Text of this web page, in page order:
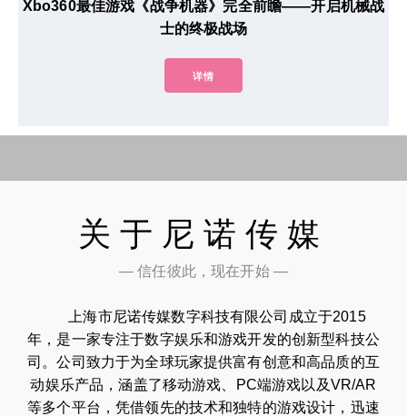
Xbo360最佳游戏《战争机器》完全前瞻——开启机械战
士的终极战场
详情
关于尼诺传媒
— 信任彼此，现在开始 —
上海市尼诺传媒数字科技有限公司成立于2015
年，是一家专注于数字娱乐和游戏开发的创新型科技公
司。公司致力于为全球玩家提供富有创意和高品质的互
动娱乐产品，涵盖了移动游戏、PC端游戏以及VR/AR
等多个平台，凭借领先的技术和独特的游戏设计，迅速